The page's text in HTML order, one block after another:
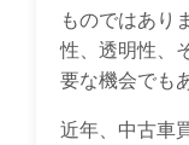
ものではあり
性、透明性、
要な機会でも
近年、中古車